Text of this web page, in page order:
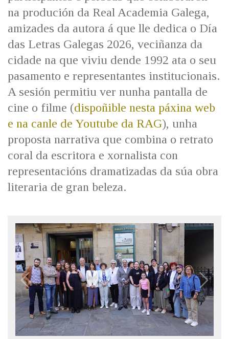
IDENTIDADE CORPORATIVA
MARCIAL DEL ADALID
CASA-MUSEO EMILIA PARDO
BAZÁN
FIGURAS HOMENAXEADAS
HISTORIA
60 ANOS DLG
PRIMAVERA DAS LETRAS
PORTAL DAS PALABRAS
TwitterYoutubeInstagramBluesky
na produción da Real Academia Galega,
amizades da autora á que lle dedica o Día
das Letras Galegas 2026, veciñanza da
cidade na que viviu dende 1992 ata o seu
pasamento e representantes institucionais.
A sesión permitiu ver nunha pantalla de
cine o filme (dispoñible nesta páxina web
e na canle de Youtube da RAG), unha
proposta narrativa que combina o retrato
coral da escritora e xornalista con
representacións dramatizadas da súa obra
literaria de gran beleza.